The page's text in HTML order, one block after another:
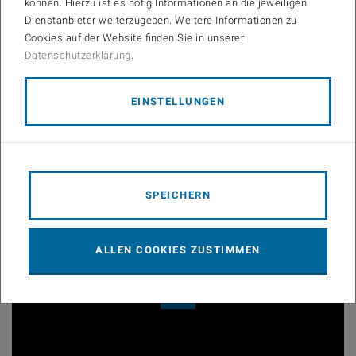
Data protection information
Video 1
können. Hierzu ist es nötig Informationen an die jeweiligen
Dienstanbieter weiterzugeben. Weitere Informationen zu
Cookies auf der Website finden Sie in unserer
Datenschutzerklärung.
EINSTELLUNGEN
SPEICHERN
ALLEN COOKIES ZUSTIMMEN